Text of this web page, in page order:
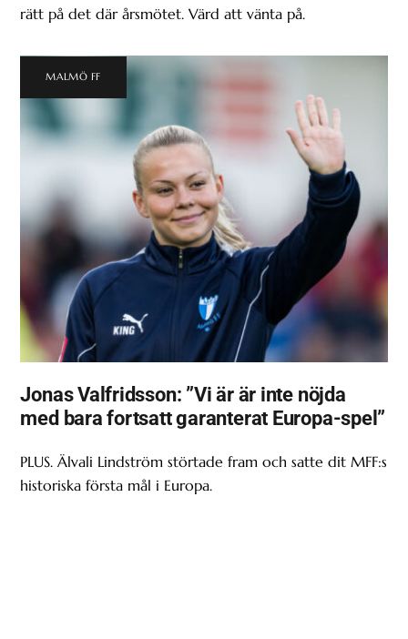
rätt på det där årsmötet. Värd att vänta på.
MALMÖ FF
Jonas Valfridsson: ”Vi är är inte nöjda
med bara fortsatt garanterat Europa-spel”
PLUS. Älvali Lindström störtade fram och satte dit MFF:s
historiska första mål i Europa.